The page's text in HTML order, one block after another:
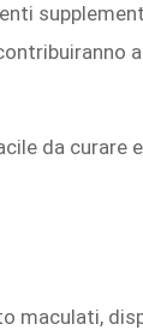
da curare
maculati,